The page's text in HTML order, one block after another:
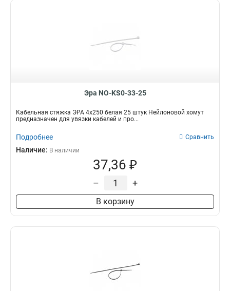
Эра NO-KS0-33-25
Кабельная стяжка ЭРА 4x250 белая 25 штук Нейлоновой хомут
предназначен для увязки кабелей и про...
Подробнее Сравнить
Наличие: В наличии
37,36 ₽
– +
В корзину